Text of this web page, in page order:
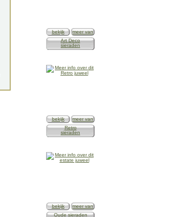
bekijk
meer van
Art Deco
sieraden
bekijk
meer van
Retro
sieraden
bekijk
meer van
Oude sieraden